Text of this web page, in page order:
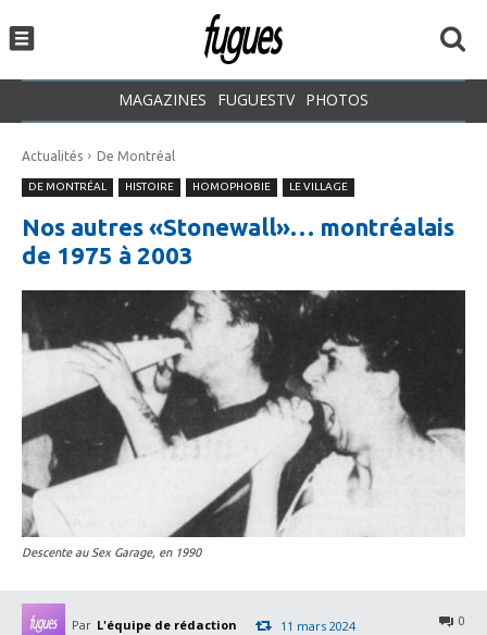
MAGAZINES FUGUESTV PHOTOS
Actualités De Montréal
DE MONTRÉAL HISTOIRE HOMOPHOBIE LE VILLAGE
Nos autres «Stonewall»… montréalais
de 1975 à 2003
Descente au Sex Garage, en 1990
Par L'équipe de rédaction 0
11 mars 2024